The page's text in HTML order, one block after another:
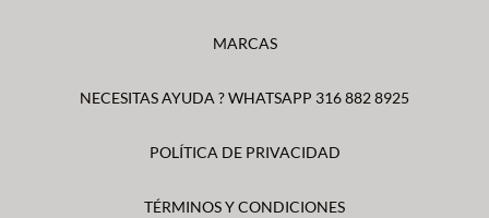
MARCAS
NECESITAS AYUDA ? WHATSAPP 316 882 8925
POLÍTICA DE PRIVACIDAD
TÉRMINOS Y CONDICIONES